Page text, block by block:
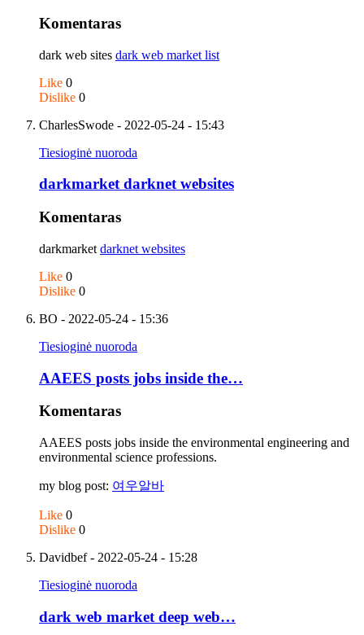
Komentaras
dark web sites dark web market list
Like 0
Dislike 0
CharlesSwode - 2022-05-24 - 15:43
Tiesioginė nuoroda
darkmarket darknet websites
Komentaras
darkmarket darknet websites
Like 0
Dislike 0
BO - 2022-05-24 - 15:36
Tiesioginė nuoroda
AAEES posts jobs inside the…
Komentaras
AAEES posts jobs inside the environmental engineering and
environmental science professions.
my blog post: 여우알바
Like 0
Dislike 0
Davidbef- 2022-05-24 - 15:28
Tiesioginė nuoroda
dark web market deep web…